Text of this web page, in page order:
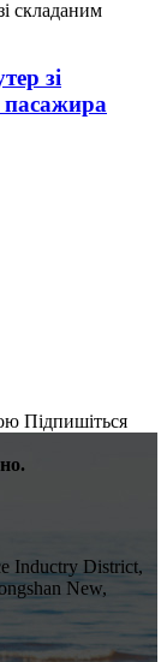
зі
пасажира
Підпишіться
Inductry District,
New,